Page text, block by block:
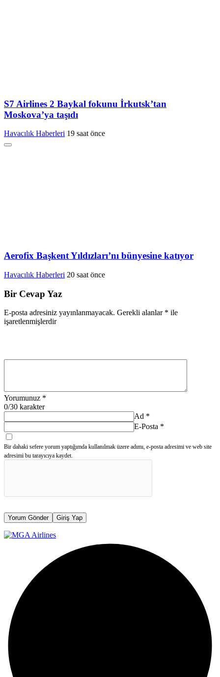
S7 Airlines 2 Baykal fokunu İrkutsk’tan
Moskova’ya taşıdı
Havacılık Haberleri 19 saat önce
Aerofix Başkent Yıldızları’nı bünyesine katıyor
Havacılık Haberleri 20 saat önce
Bir Cevap Yaz
E-posta adresiniz yayınlanmayacak. Gerekli alanlar * ile
işaretlenmişlerdir
Yorumunuz *
0/30 karakter
Ad *
E-Posta *
Bir dahaki sefere yorum yaptığımda kullanılmak üzere adımı, e-posta adresimi ve web site
adresimi bu tarayıcıya kaydet.
Yorum Gönder Giriş Yap